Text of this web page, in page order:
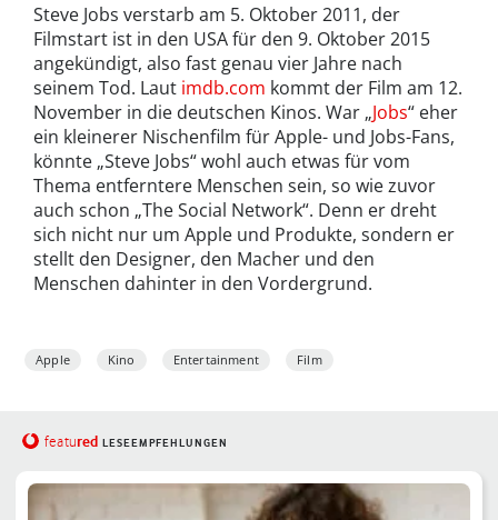
Steve Jobs verstarb am 5. Oktober 2011, der
Filmstart ist in den USA für den 9. Oktober 2015
angekündigt, also fast genau vier Jahre nach
seinem Tod. Laut imdb.com kommt der Film am 12.
November in die deutschen Kinos. War „Jobs“ eher
ein kleinerer Nischenfilm für Apple- und Jobs-Fans,
könnte „Steve Jobs“ wohl auch etwas für vom
Thema entferntere Menschen sein, so wie zuvor
auch schon „The Social Network“. Denn er dreht
sich nicht nur um Apple und Produkte, sondern er
stellt den Designer, den Macher und den
Menschen dahinter in den Vordergrund.
Apple Kino Entertainment Film
featured LESEEMPFEHLUNGEN